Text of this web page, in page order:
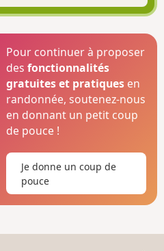
Pour continuer à proposer
desfonctionnalités
gratuites et pratiques en
randonnée, soutenez-nous
en donnant un petit coup
de pouce !
Je donne un coup de
pouce